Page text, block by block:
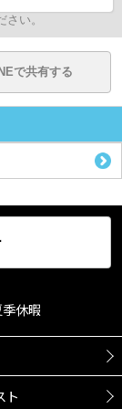
い。
で共有する
休暇
ト